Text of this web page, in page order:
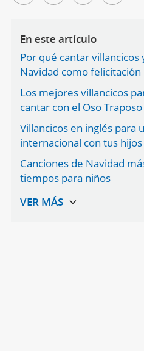
En este artículo
Por qué cantar villancicos
Navidad como felicitación
Los mejores villancicos
cantar con el Oso Traposo
Villancicos en inglés para
internacional con tus hijos
Canciones de Navidad
tiempos para niños